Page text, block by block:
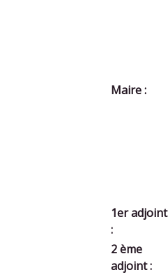
Maire :
1er adjoint
:
2 ème
adjoint :